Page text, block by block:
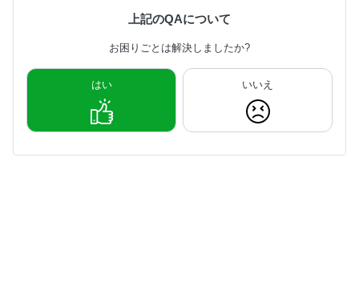
上記のQAについて
お困りごとは解決しましたか?
はい いいえ